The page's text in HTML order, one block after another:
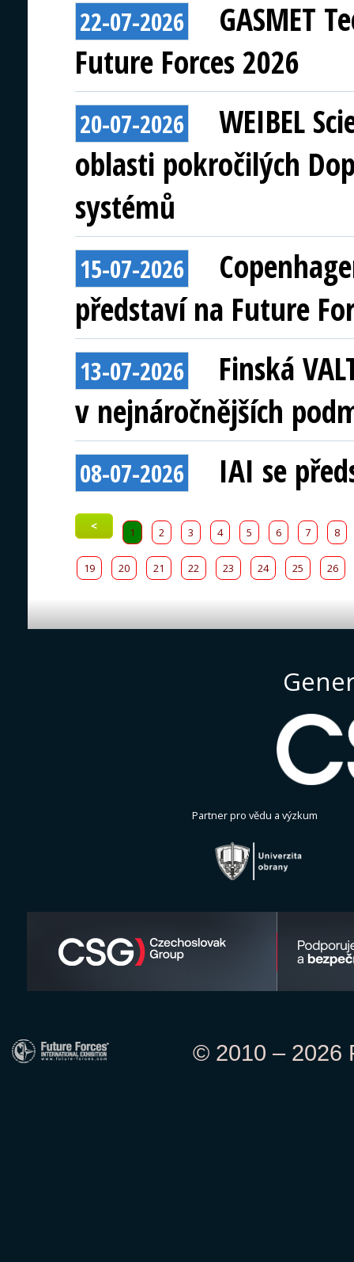
22-07-2026
GASMET
Future Forces 2026
20-07-2026
WEIBEL
oblasti pokročilých
systémů
15-07-2026
představí na Future
13-07-2026
Finská
v nejnáročnějších
08-07-2026 IAI se
< 1 2 3 4 5 6 7 8
19 20 21 22 23 24 25 26
Partner pro vědu a výzkum
© 2010 – 2026